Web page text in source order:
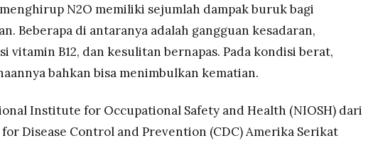
N2O memiliki sejumlah dampak buruk bagi
Beberapa di antaranya adalah gangguan kesadaran,
vitamin B12, dan kesulitan bernapas. Pada kondisi berat,
bahkan bisa menimbulkan kematian.
Institute for Occupational Safety and Health (NIOSH) dari
Disease Control and Prevention (CDC) Amerika Serikat